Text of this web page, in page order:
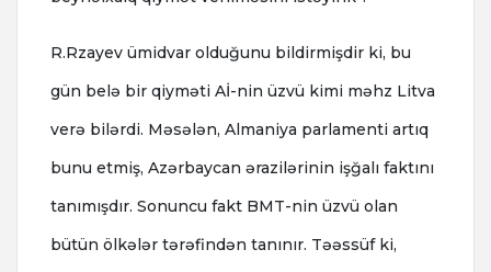
R.Rzayev ümidvar olduğunu bildirmişdir ki, bu
gün belə bir qiyməti Aİ-nin üzvü kimi məhz Litva
verə bilərdi. Məsələn, Almaniya parlamenti artıq
bunu etmiş, Azərbaycan ərazilərinin işğalı faktını
tanımışdır. Sonuncu fakt BMT-nin üzvü olan
bütün ölkələr tərəfindən tanınır. Təəssüf ki,